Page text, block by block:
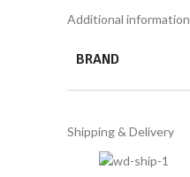
Additional information
BRAND
Shipping & Delivery